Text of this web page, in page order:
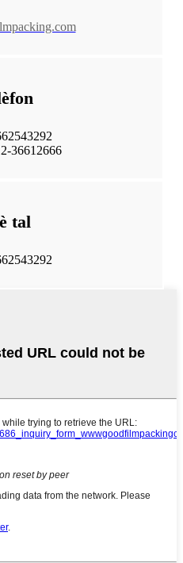
36612666
tal